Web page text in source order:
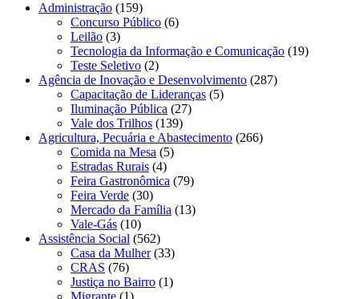
Administração (159)
Concurso Público (6)
Leilão (3)
Tecnologia da Informação e Comunicação (19)
Teste Seletivo (2)
Agência de Inovação e Desenvolvimento (287)
Capacitação de Lideranças (5)
Iluminação Pública (27)
Vale dos Trilhos (139)
Agricultura, Pecuária e Abastecimento (266)
Comida na Mesa (5)
Estradas Rurais (4)
Feira Gastronômica (79)
Feira Verde (30)
Mercado da Família (13)
Vale-Gás (10)
Assistência Social (562)
Casa da Mulher(33)
CRAS (76)
Justiça no Bairro (1)